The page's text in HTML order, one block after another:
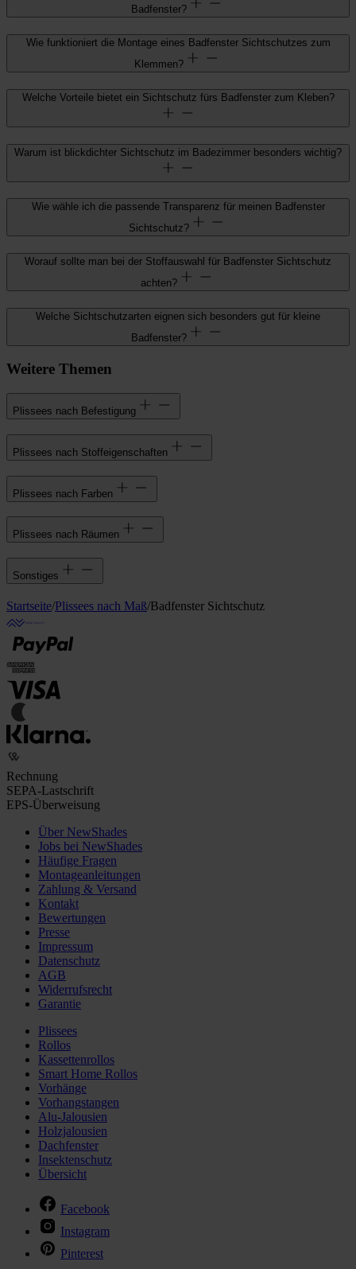
Badfenster?
Wie funktioniert die Montage eines Badfenster Sichtschutzes zum
Klemmen?
Welche Vorteile bietet ein Sichtschutz fürs Badfenster zum Kleben?
Warum ist blickdichter Sichtschutz im Badezimmer besonders wichtig?
Wie wähle ich die passende Transparenz für meinen Badfenster
Sichtschutz?
Worauf sollte man bei der Stoffauswahl für Badfenster Sichtschutz
achten?
Welche Sichtschutzarten eignen sich besonders gut für kleine
Badfenster?
Weitere Themen
Plissees nach Befestigung
Plissees nach Stoffeigenschaften
Plissees nach Farben
Plissees nach Räumen
Sonstiges
Startseite/Plissees nach Maß/Badfenster Sichtschutz
Rechnung
SEPA-Lastschrift
EPS-Überweisung
Über NewShades
Jobs bei NewShades
Häufige Fragen
Montageanleitungen
Zahlung & Versand
Kontakt
Bewertungen
Presse
Impressum
Datenschutz
AGB
Widerrufsrecht
Garantie
Plissees
Rollos
Kassettenrollos
Smart Home Rollos
Vorhänge
Vorhangstangen
Alu-Jalousien
Holzjalousien
Dachfenster
Insektenschutz
Übersicht
Facebook
Instagram
Pinterest